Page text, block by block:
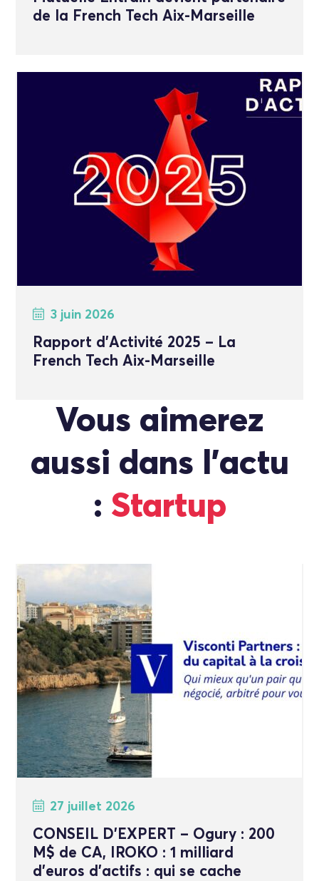
de la French Tech Aix-Marseille
3 juin 2026
Rapport d’Activité 2025 – La
French Tech Aix-Marseille
Vous aimerez
aussi dans l'actu
: Startup
27 juillet 2026
CONSEIL D’EXPERT – Ogury : 200
M$ de CA, IROKO : 1 milliard
d’euros d’actifs : qui se cache